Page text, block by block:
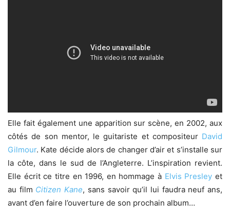
Elle fait également une apparition sur scène, en 2002, aux
côtés de son mentor, le guitariste et compositeur David
Gilmour. Kate décide alors de changer d’air et s’installe sur
la côte, dans le sud de l’Angleterre. L’inspiration revient.
Elle écrit ce titre en 1996, en hommage à Elvis Presley et
au film Citizen Kane, sans savoir qu’il lui faudra neuf ans,
avant d’en faire l’ouverture de son prochain album…